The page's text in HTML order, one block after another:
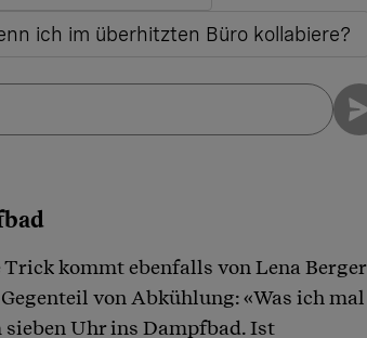
ich im überhitzten Büro kollabiere?
kommt ebenfalls von Lena Berger
von Abkühlung: «Was ich mal
Uhr ins Dampfbad. Ist